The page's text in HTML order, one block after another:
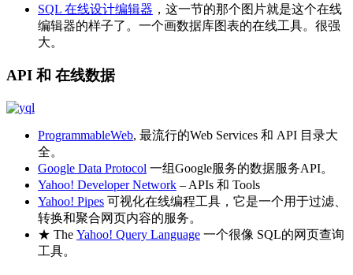
SQL 在线设计编辑器 ，这一节的那个图片就是这个在线
编辑器的样子了。一个画数据库图表的在线工具。很强
大。
API 和 在线数据
ProgrammableWeb, 最流行的Web Services 和 API 目录大
全。
Google Data Protocol 一组Google服务的数据服务API。
Yahoo! Developer Network – APIs 和 Tools
Yahoo! Pipes 可视化在线编程工具，它是一个用于过滤、
转换和聚合网页内容的服务。
★ The Yahoo! Query Language 一个很像 SQL的网页查询
工具。